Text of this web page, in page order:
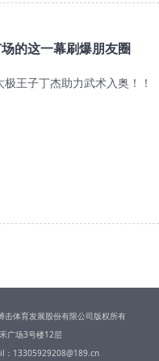
的这一幕刷爆朋友圈
王子丁杰助力武术入奥！！
体育发展股份有限公司版权所有
广场3号楼12层
：13305929208@189.cn